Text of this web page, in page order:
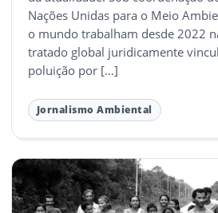
Nações Unidas para o Meio
o mundo trabalham desde 2022
tratado global juridicamente
poluição por […]
Jornalismo Ambiental